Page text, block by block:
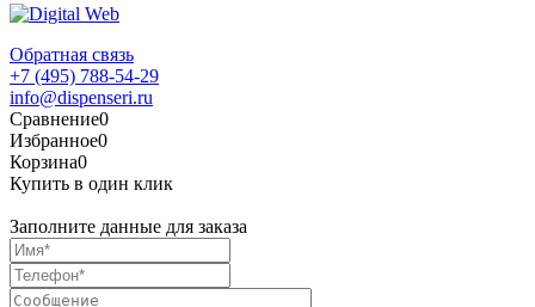
Обратная связь
+7 (495) 788-54-29
info@dispenseri.ru
Сравнение0
Избранное0
Корзина0
Купить в один клик
Заполните данные для заказа